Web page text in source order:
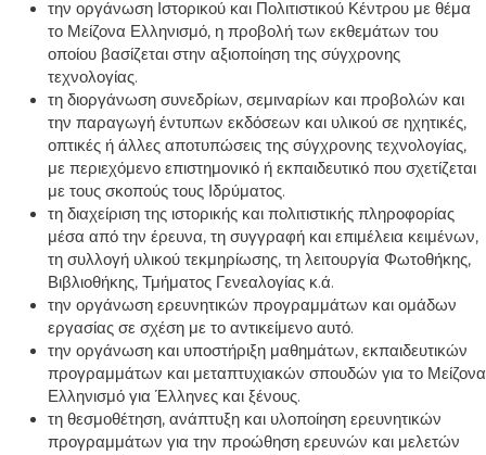
την οργάνωση Ιστορικού και Πολιτιστικού Κέντρου με θέμα
το Μείζονα Ελληνισμό, η προβολή των εκθεμάτων του
οποίου βασίζεται στην αξιοποίηση της σύγχρονης
τεχνολογίας.
τη διοργάνωση συνεδρίων, σεμιναρίων και προβολών και
την παραγωγή έντυπων εκδόσεων και υλικού σε ηχητικές,
οπτικές ή άλλες αποτυπώσεις της σύγχρονης τεχνολογίας,
με περιεχόμενο επιστημονικό ή εκπαιδευτικό που σχετίζεται
με τους σκοπούς τους Ιδρύματος.
τη διαχείριση της ιστορικής και πολιτιστικής πληροφορίας
μέσα από την έρευνα, τη συγγραφή και επιμέλεια κειμένων,
τη συλλογή υλικού τεκμηρίωσης, τη λειτουργία Φωτοθήκης,
Βιβλιοθήκης, Τμήματος Γενεαλογίας κ.ά.
την οργάνωση ερευνητικών προγραμμάτων και ομάδων
εργασίας σε σχέση με το αντικείμενο αυτό.
την οργάνωση και υποστήριξη μαθημάτων, εκπαιδευτικών
προγραμμάτων και μεταπτυχιακών σπουδών για το Μείζονα
Ελληνισμό για Έλληνες και ξένους.
τη θεσμοθέτηση, ανάπτυξη και υλοποίηση ερευνητικών
προγραμμάτων για την προώθηση ερευνών και μελετών